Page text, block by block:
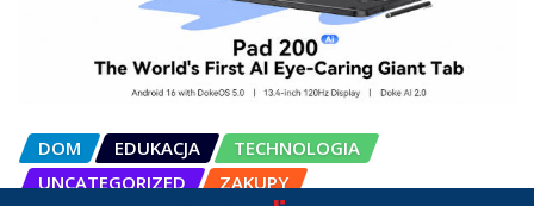
DOM EDUKACJA
TECHNOLOGIA
UNCATEGORIZED
ZAKUPY